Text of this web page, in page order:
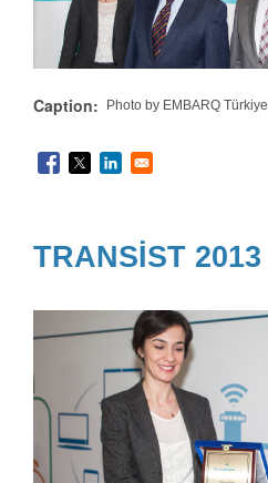
Caption Photo by EMBARQ Türkiye
TRANSİST 2013